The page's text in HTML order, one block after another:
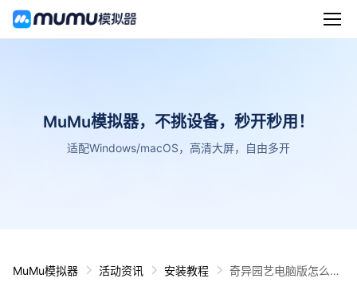
MuMu模拟器，不挑设备，秒开秒用！
适配Windows/macOS，高清大屏，自由多开
MuMu模拟器 活动资讯 安装教程
奇异园艺电脑版怎么